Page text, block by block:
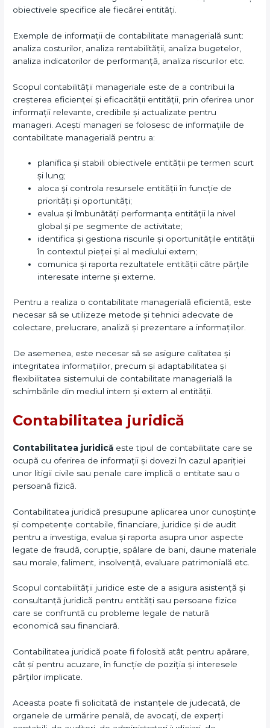
obiectivele specifice ale fiecărei entități.
Exemple de informații de contabilitate managerială sunt:
analiza costurilor, analiza rentabilității, analiza bugetelor,
analiza indicatorilor de performanță, analiza riscurilor etc.
Scopul contabilității manageriale este de a contribui la
creșterea eficienței și eficacității entității, prin oferirea unor
informații relevante, credibile și actualizate pentru
manageri. Acești manageri se folosesc de informațiile de
contabilitate managerială pentru a:
planifica și stabili obiectivele entității pe termen scurt
și lung;
aloca și controla resursele entității în funcție de
priorități și oportunități;
evalua și îmbunătăți performanța entității la nivel
global și pe segmente de activitate;
identifica și gestiona riscurile și oportunitățile entității
în contextul pieței și al mediului extern;
comunica și raporta rezultatele entității către părțile
interesate interne și externe.
Pentru a realiza o contabilitate managerială eficientă, este
necesar să se utilizeze metode și tehnici adecvate de
colectare, prelucrare, analiză și prezentare a informațiilor.
De asemenea, este necesar să se asigure calitatea și
integritatea informațiilor, precum și adaptabilitatea și
flexibilitatea sistemului de contabilitate managerială la
schimbările din mediul intern și extern al entității.
Contabilitatea juridică
Contabilitatea juridică este tipul de contabilitate care se
ocupă cu oferirea de informații și dovezi în cazul apariției
unor litigii civile sau penale care implică o entitate sau o
persoană fizică.
Contabilitatea juridică presupune aplicarea unor cunoștințe
și competențe contabile, financiare, juridice și de audit
pentru a investiga, evalua și raporta asupra unor aspecte
legate de fraudă, corupție, spălare de bani, daune materiale
sau morale, faliment, insolvență, evaluare patrimonială etc.
Scopul contabilității juridice este de a asigura asistență și
consultanță juridică pentru entități sau persoane fizice
care se confruntă cu probleme legale de natură
economică sau financiară.
Contabilitatea juridică poate fi folosită atât pentru apărare,
cât și pentru acuzare, în funcție de poziția și interesele
părților implicate.
Aceasta poate fi solicitată de instanțele de judecată, de
organele de urmărire penală, de avocați, de experți